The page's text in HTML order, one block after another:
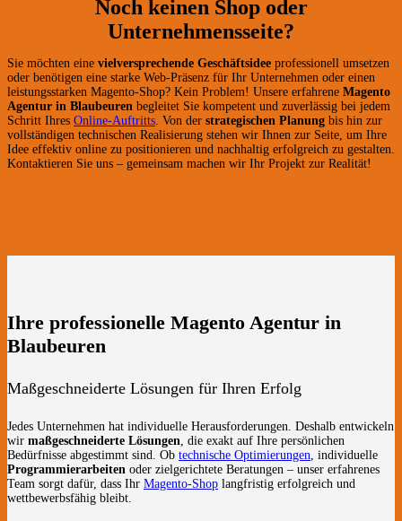
Noch keinen Shop oder
Unternehmensseite?
Sie möchten eine vielversprechende Geschäftsidee professionell umsetzen
oder benötigen eine starke Web-Präsenz für Ihr Unternehmen oder einen
leistungsstarken Magento-Shop? Kein Problem! Unsere erfahrene Magento
Agentur in Blaubeuren begleitet Sie kompetent und zuverlässig bei jedem
Schritt Ihres Online-Auftritts . Von der strategischen Planung bis hin zur
vollständigen technischen Realisierung stehen wir Ihnen zur Seite, um Ihre
Idee effektiv online zu positionieren und nachhaltig erfolgreich zu gestalten.
Kontaktieren Sie uns – gemeinsam machen wir Ihr Projekt zur Realität!
Ihre professionelle Magento Agentur in
Blaubeuren
Maßgeschneiderte Lösungen für Ihren Erfolg
Jedes Unternehmen hat individuelle Herausforderungen. Deshalb entwickeln
wir maßgeschneiderte Lösungen , die exakt auf Ihre persönlichen
Bedürfnisse abgestimmt sind. Ob technische Optimierungen , individuelle
Programmierarbeiten oder zielgerichtete Beratungen – unser erfahrenes
Team sorgt dafür, dass Ihr Magento-Shop langfristig erfolgreich und
wettbewerbsfähig bleibt.